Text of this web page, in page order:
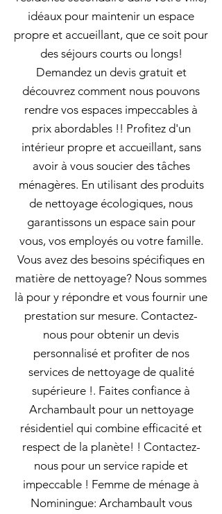
idéaux pour maintenir un espace
propre et accueillant, que ce soit pour
des séjours courts ou longs!
Demandez un devis gratuit et
découvrez comment nous pouvons
rendre vos espaces impeccables à
prix abordables !! Profitez d'un
intérieur propre et accueillant, sans
avoir à vous soucier des tâches
ménagères. En utilisant des produits
de nettoyage écologiques, nous
garantissons un espace sain pour
vous, vos employés ou votre famille.
Vous avez des besoins spécifiques en
matière de nettoyage? Nous sommes
là pour y répondre et vous fournir une
prestation sur mesure. Contactez-
nous pour obtenir un devis
personnalisé et profiter de nos
services de nettoyage de qualité
supérieure !. Faites confiance à
Archambault pour un nettoyage
résidentiel qui combine efficacité et
respect de la planète! ! Contactez-
nous pour un service rapide et
impeccable ! Femme de ménage à
Nominingue: Archambault vous